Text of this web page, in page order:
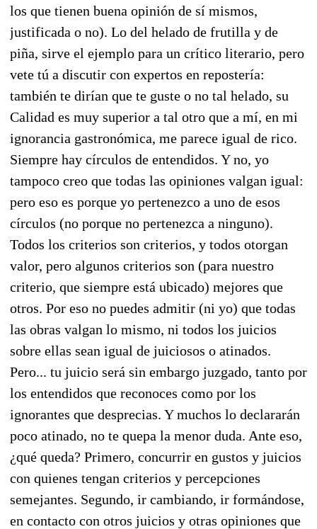
los que tienen buena opinión de sí mismos,
justificada o no). Lo del helado de frutilla y de
piña, sirve el ejemplo para un crítico literario, pero
vete tú a discutir con expertos en repostería:
también te dirían que te guste o no tal helado, su
Calidad es muy superior a tal otro que a mí, en mi
ignorancia gastronómica, me parece igual de rico.
Siempre hay círculos de entendidos. Y no, yo
tampoco creo que todas las opiniones valgan igual:
pero eso es porque yo pertenezco a uno de esos
círculos (no porque no pertenezca a ninguno).
Todos los criterios son criterios, y todos otorgan
valor, pero algunos criterios son (para nuestro
criterio, que siempre está ubicado) mejores que
otros. Por eso no puedes admitir (ni yo) que todas
las obras valgan lo mismo, ni todos los juicios
sobre ellas sean igual de juiciosos o atinados.
Pero... tu juicio será sin embargo juzgado, tanto por
los entendidos que reconoces como por los
ignorantes que desprecias. Y muchos lo declararán
poco atinado, no te quepa la menor duda. Ante eso,
¿qué queda? Primero, concurrir en gustos y juicios
con quienes tengan criterios y percepciones
semejantes. Segundo, ir cambiando, ir formándose,
en contacto con otros juicios y otras opiniones que